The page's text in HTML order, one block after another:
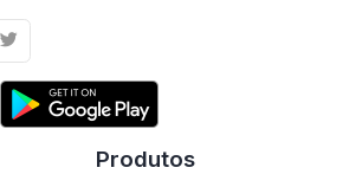
Produtos